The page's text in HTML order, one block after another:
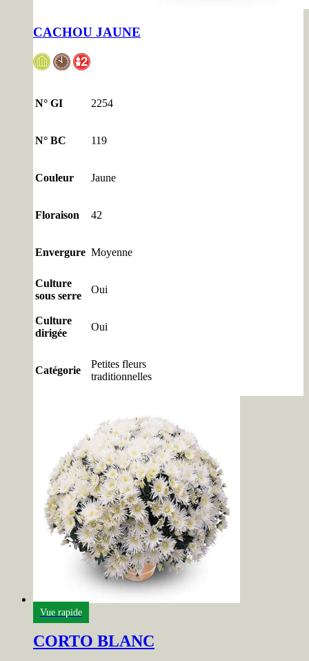
CACHOU JAUNE
N° GI 2254
N° BC 119
Couleur Jaune
Floraison 42
Envergure Moyenne
Culture
sous serre
Oui
Culture
dirigée
Oui
Catégorie
Petites fleurs
traditionnelles
Vue rapide
CORTO BLANC